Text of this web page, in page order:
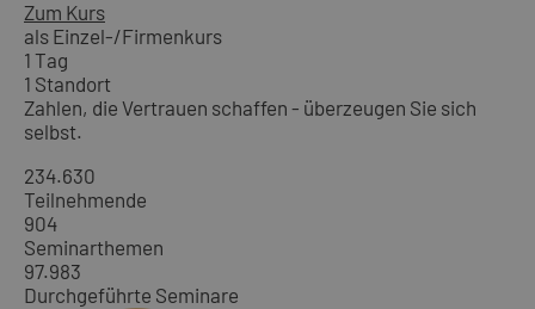
Zum Kurs
als Einzel-/Firmenkurs
1 Tag
1 Standort
Zahlen, die Vertrauen schaffen - überzeugen Sie sich
selbst.
234.630
Teilnehmende
904
Seminarthemen
97.983
Durchgeführte Seminare